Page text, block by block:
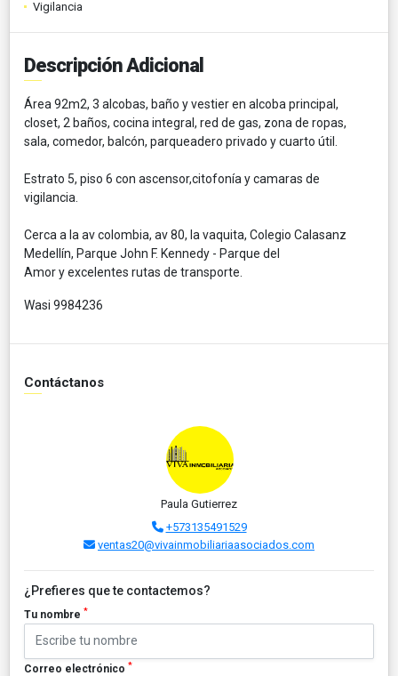
Vigilancia
Descripción Adicional
Área 92m2, 3 alcobas, baño y vestier en alcoba principal,
closet, 2 baños, cocina integral, red de gas, zona de ropas,
sala, comedor, balcón, parqueadero privado y cuarto útil.
Estrato 5, piso 6 con ascensor,citofonía y camaras de
vigilancia.
Cerca a la av colombia, av 80, la vaquita, Colegio Calasanz
Medellín, Parque John F. Kennedy - Parque del
Amor y excelentes rutas de transporte.
Wasi 9984236
Contáctanos
Paula Gutierrez
+573135491529
ventas20@vivainmobiliariaasociados.com
¿Prefieres que te contactemos?
Tu nombre *
Correo electrónico *